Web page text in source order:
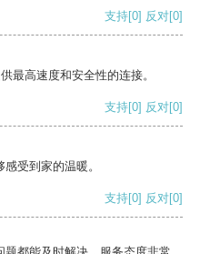
支持[0] 反对[0]
最高速度和安全性的连接。
支持[0] 反对[0]
受到家的温暖。
支持[0] 反对[0]